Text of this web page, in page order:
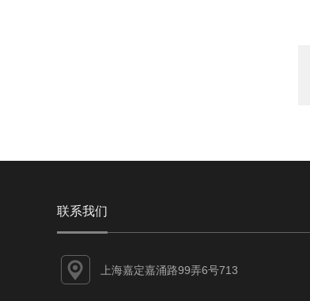
联系我们
上海嘉定嘉涌路99弄6号713